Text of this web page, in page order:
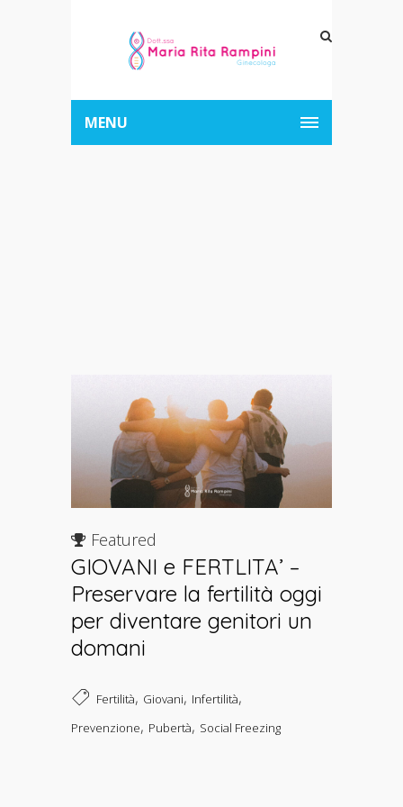
MENU
Featured
GIOVANI e FERTLITA’ –
Preservare la fertilità oggi
per diventare genitori un
domani
Fertilità, Giovani, Infertilità,
Prevenzione, Pubertà, Social Freezing